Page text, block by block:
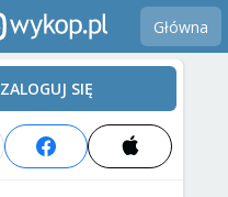
Główna
ZALOGUJ SIĘ